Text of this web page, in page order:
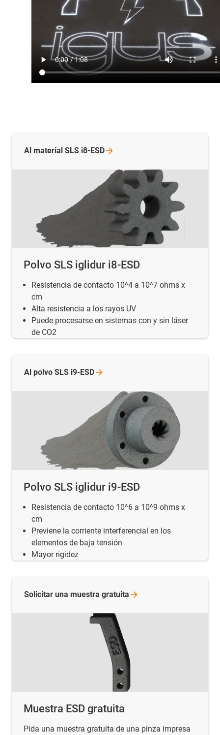
Polvo SLS iglidur i8-ESD
Resistencia de contacto 10^4 a 10^7 ohms x
cm
Alta resistencia a los rayos UV
Puede procesarse en sistemas con y sin láser
de CO2
Al material SLS i8-ESD
Polvo SLS iglidur i9-ESD
Resistencia de contacto 10^6 a 10^9 ohms x
cm
Previene la corriente interferencial en los
elementos de baja tensión
Mayor rigidez
Al polvo SLS i9-ESD
Muestra ESD gratuita
Pida una muestra gratuita de una pinza impresa
Solicitar una muestra gratuita